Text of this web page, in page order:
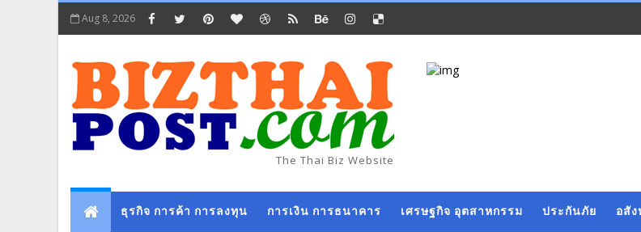
Aug 8, 2026
The Thai Biz Website
ธุรกิจ การค้า การลงทุน การเงิน การธนาคาร เศรษฐกิจ อุตสาหกรรม ประกันภัย อสั